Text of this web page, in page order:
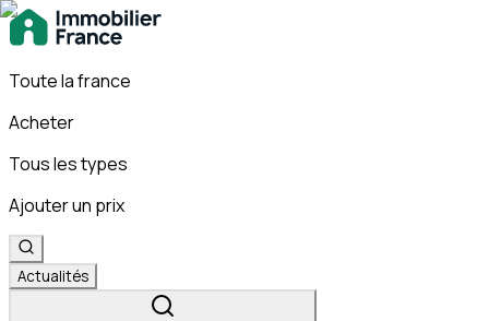
Toute la france
Acheter
Tous les types
Ajouter un prix
Actualités